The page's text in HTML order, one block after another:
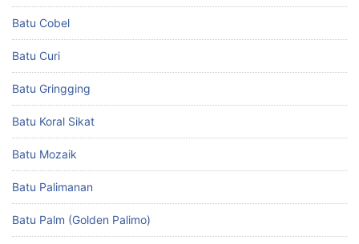
Batu Cobel
Batu Curi
Batu Gringging
Batu Koral Sikat
Batu Mozaik
Batu Palimanan
Batu Palm (Golden Palimo)